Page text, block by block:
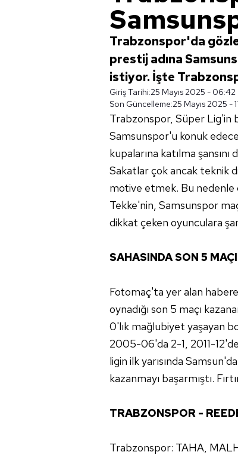
Trabzonspor'da
prestij adına
istiyor. İşte
Giriş Tarihi:25 Mayıs 2025 - 06:42
Son Güncelleme:25 Mayıs 2025 -
Trabzonspor, Süper Lig'in
Samsunspor'u konuk
kupalarına katılma
Sakatlar çok ancak teknik
motive etmek. Bu nedenle
Tekke'nin, Samsunspor
dikkat çeken oyunculara
SAHASINDA SON 5
Fotomaç'ta yer alan
oynadığı son 5 maçı
0'lık mağlubiyet yaşayan
2005-06'da 2-1, 2011-
ligin ilk yarısında
kazanmayı başarmıştı.
TRABZONSPOR -
Trabzonspor: TAHA,